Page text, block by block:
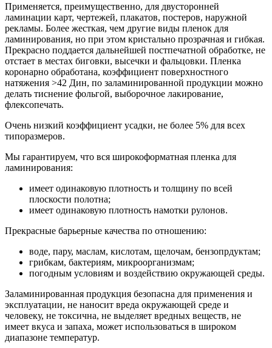
Применяется, преимущественно, для двусторонней
ламинации карт, чертежей, плакатов, постеров, наружной
рекламы. Более жесткая, чем другие виды пленок для
ламинирования, но при этом кристально прозрачная и гибкая.
Прекрасно поддается дальнейшей постпечатной обработке, не
отстает в местах биговки, высечки и фальцовки. Пленка
коронарно обработана, коэффициент поверхностного
натяжения >42 Дин, по заламинированной продукции можно
делать тиснение фольгой, выборочное лакирование,
флексопечать.
Очень низкий коэффициент усадки, не более 5% для всех
типоразмеров.
Мы гарантируем, что вся широкоформатная пленка для
ламинирования:
имеет одинаковую плотность и толщину по всей
плоскости полотна;
имеет одинаковую плотность намотки рулонов.
Прекрасные барьерные качества по отношению:
воде, пару, маcлам, кислотам, щелочам, бензопрдуктам;
грибкам, бактериям, микроорганизмам;
погодным условиям и воздействию окружающей среды.
Заламинированная продукция безопасна для применения и
эксплуатации, не наносит вреда окружающей среде и
человеку, не токсична, не выделяет вредных веществ, не
имеет вкуса и запаха, может использоваться в широком
диапазоне температур.